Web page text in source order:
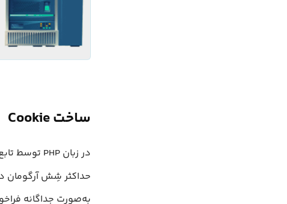
ساخت Cookie
در زبان PHP توسط تابع
به‌صورت جداگانه